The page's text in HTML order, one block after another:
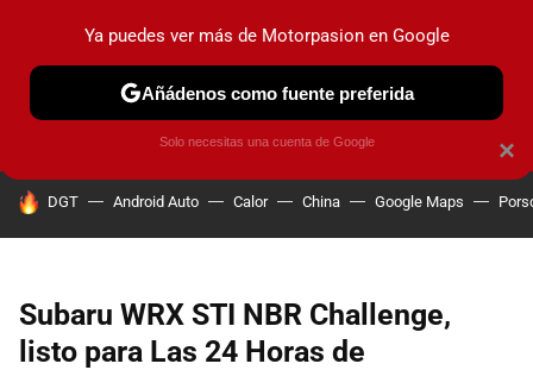
PRUEBAS COCHES ELÉCTRICOS OBSERVATORIO
HOY SE HABLA DE
DGT Android Auto Calor China Google Maps
Subaru WRX STI NBR Challenge,
listo para Las 24 Horas de
×
Ya puedes ver más de Motorpasion en Google
Añádenos como fuente preferida
Solo necesitas una cuenta de Google